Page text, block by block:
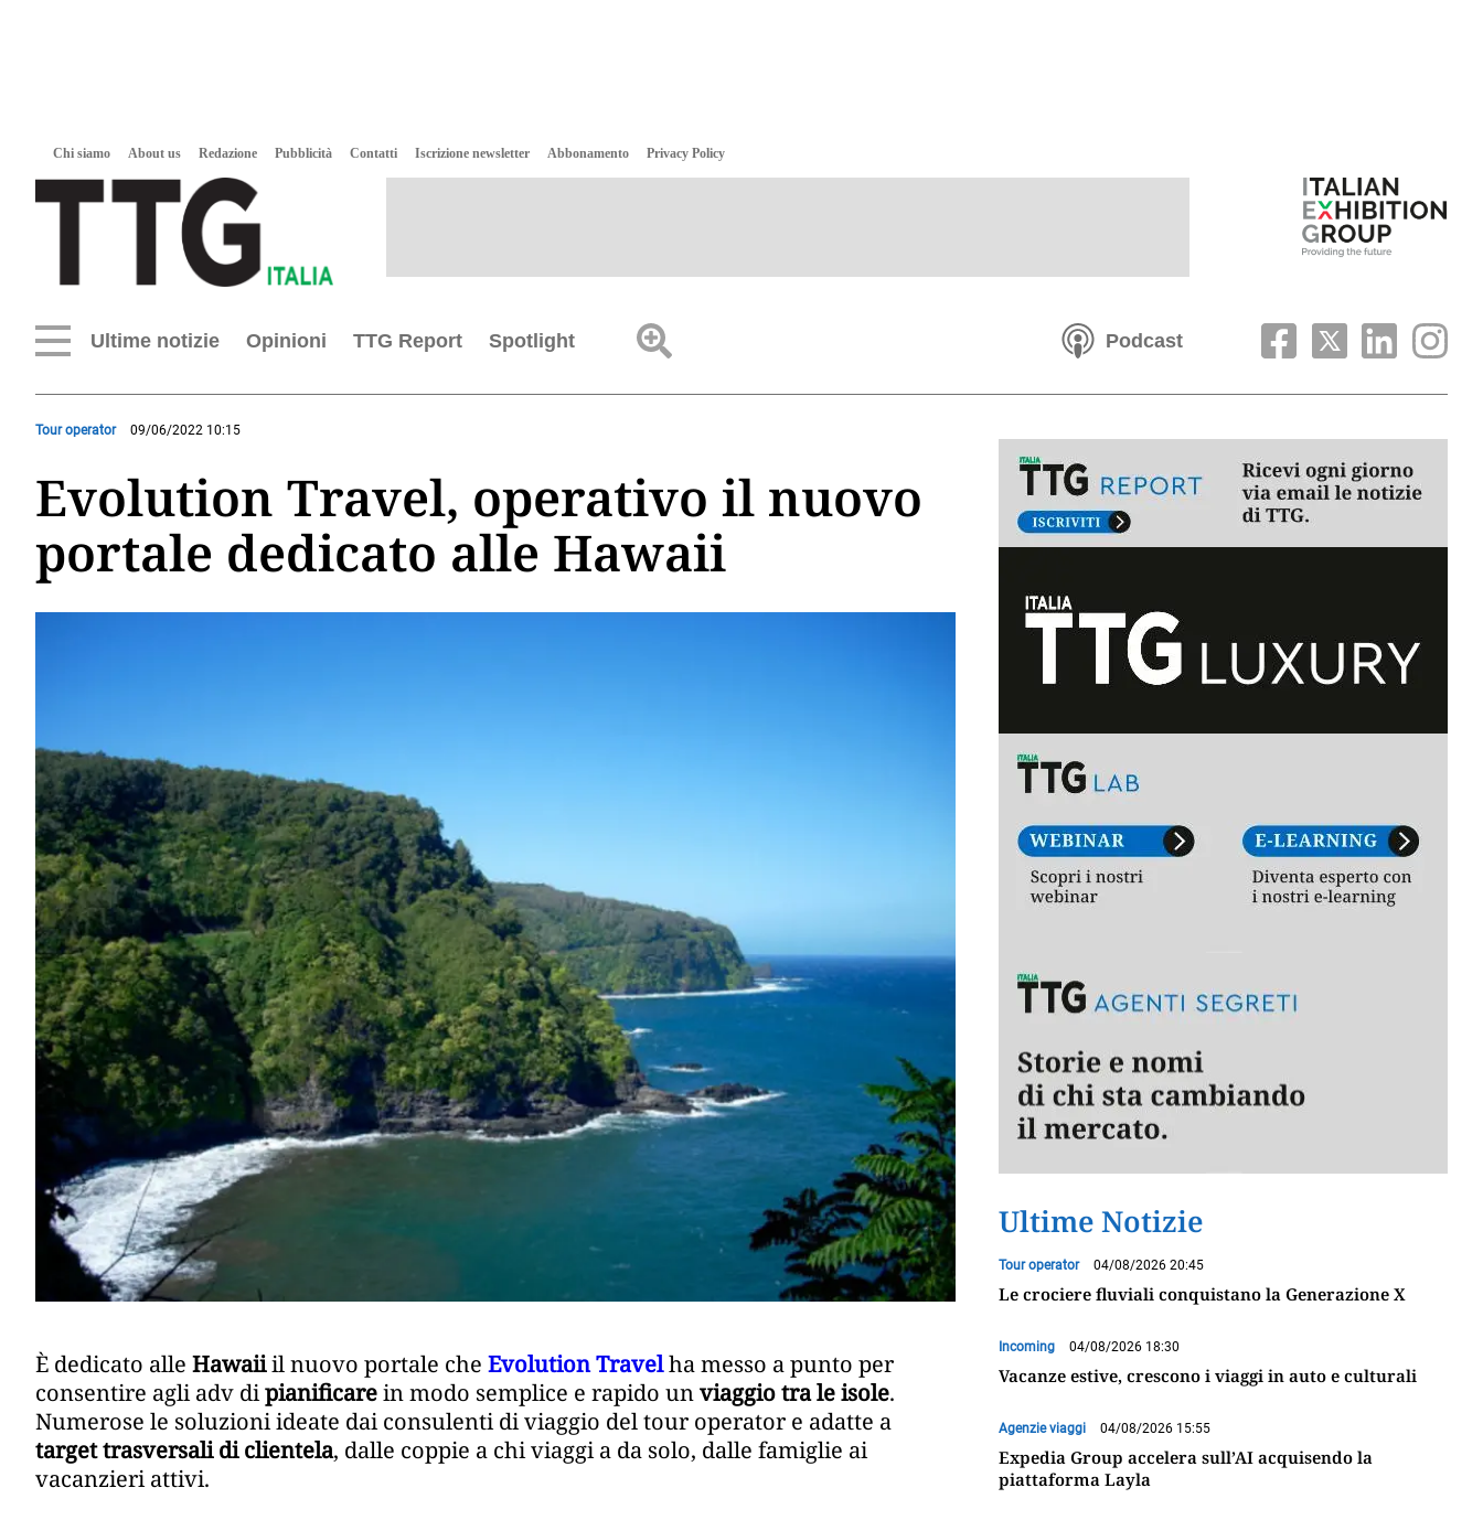
Chi siamo About us Redazione Pubblicità Contatti Iscrizione newsletter Abbonamento Privacy Policy
Ultime notizie Opinioni TTG Report Spotlight Podcast
Tour operator 09/06/2022 10:15
Evolution Travel, operativo il nuovo
portale dedicato alle Hawaii
È dedicato alle Hawaiiil nuovo portale che Evolution Travelha messo a punto per
consentire agli adv dipianificarein modo semplice e rapido unviaggio tra le isole.
Numerose le soluzioni ideate dai consulenti di viaggio del tour operator e adatte a
target trasversali di clientela, dalle coppie a chi viaggi a da solo, dalle famiglie ai
vacanzieri attivi.
Ultime Notizie
Tour operator 04/08/2026 20:45
Le crociere fluviali conquistano la Generazione X
Incoming 04/08/2026 18:30
Vacanze estive, crescono i viaggi in auto e culturali
Agenzie viaggi 04/08/2026 15:55
Expedia Group accelera sull’AI acquisendo la
piattaforma Layla